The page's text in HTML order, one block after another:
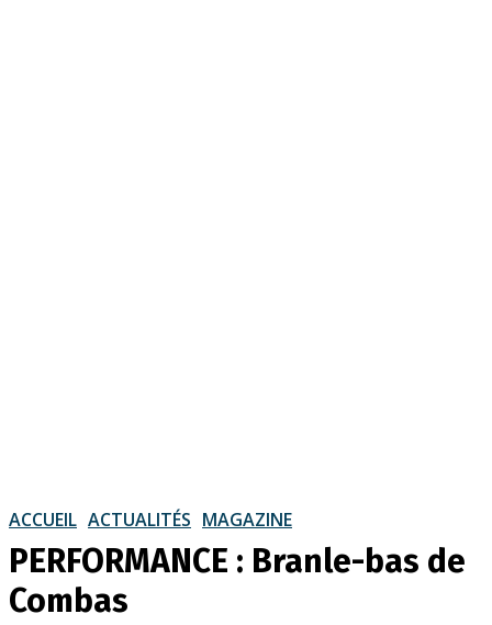
ACCUEIL ACTUALITÉS MAGAZINE
PERFORMANCE : Branle-bas de
Combas